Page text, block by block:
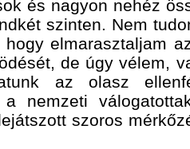
és nagyon nehéz
szinten. Nem
hogy elmarasztaljam
de úgy vélem,
az olasz
a nemzeti
szoros